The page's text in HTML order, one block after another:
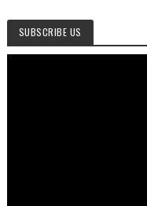
SUBSCRIBE US